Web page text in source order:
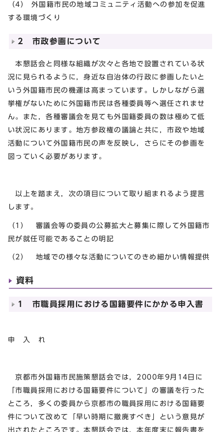
（4） 外国籍市民の地域コミュニティ活動への参加を促進
する環境づくり
2 市政参画について
本懇話会と同様な組織が次々と各地で設置されている状
況に見られるように，身近な自治体の行政に参画したいと
いう外国籍市民の機運は高まっています。しかしながら選
挙権がないために外国籍市民は各種委員等へ選任されませ
ん。また，各種審議会を見ても外国籍委員の数は極めて低
い状況にあります。地方参政権の議論と共に，市政や地域
活動について外国籍市民の声を反映し，さらにその参画を
図っていく必要があります。
以上を踏まえ，次の項目について取り組まれるよう提言
します。
（1） 審議会等の委員の公募拡大と募集に際して外国籍市
民が就任可能であることの明記
（2） 地域での様々な活動についてのきめ細かい情報提供
資料
1 市職員採用における国籍要件にかかる申入書
申 入 れ
京都市外国籍市民施策懇話会では，2000年9月14日に
「市職員採用における国籍要件について」の審議を行った
ところ，多くの委員から京都市の職員採用における国籍要
件について改めて「早い時期に撤廃すべき」という意見が
出されたところです。本懇話会では，本年度末に報告書を